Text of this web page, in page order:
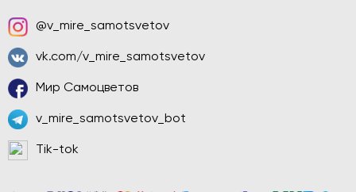
@v_mire_samotsvetov
vk.com/v_mire_samotsvetov
Мир Самоцветов
v_mire_samotsvetov_bot
Tik-tok